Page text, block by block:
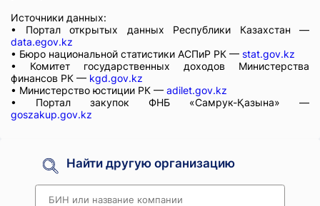
Источники данных:
• Портал открытых данных Республики Казахстан —
data.egov.kz
• Бюро национальной статистики АСПиР РК — stat.gov.kz
• Комитет государственных доходов Министерства
финансов РК — kgd.gov.kz
• Министерство юстиции РК — adilet.gov.kz
• Портал закупок ФНБ «Самрук-Қазына» —
goszakup.gov.kz
Найти другую организацию